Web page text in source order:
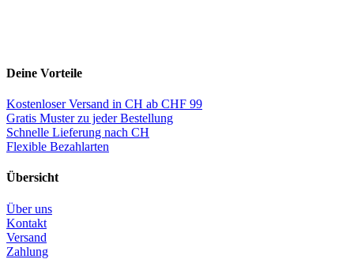
Deine Vorteile
Kostenloser Versand in CH ab CHF 99
Gratis Muster zu jeder Bestellung
Schnelle Lieferung nach CH
Flexible Bezahlarten
Übersicht
Über uns
Kontakt
Versand
Zahlung